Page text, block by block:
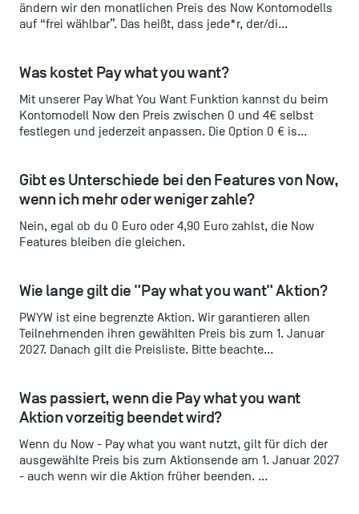
ändern wir den monatlichen Preis des Now Kontomodells
auf “frei wählbar”. Das heißt, dass jede*r, der/di...
Was kostet Pay what you want?
Mit unserer Pay What You Want Funktion kannst du beim
Kontomodell Now den Preis zwischen 0 und 4€ selbst
festlegen und jederzeit anpassen. Die Option 0 € is...
Gibt es Unterschiede bei den Features von Now,
wenn ich mehr oder weniger zahle?
Nein, egal ob du 0 Euro oder 4,90 Euro zahlst, die Now
Features bleiben die gleichen.
Wie lange gilt die "Pay what you want" Aktion?
PWYW ist eine begrenzte Aktion. Wir garantieren allen
Teilnehmenden ihren gewählten Preis bis zum 1. Januar
2027. Danach gilt die Preisliste. Bitte beachte...
Was passiert, wenn die Pay what you want
Aktion vorzeitig beendet wird?
Wenn du Now - Pay what you want nutzt, gilt für dich der
ausgewählte Preis bis zum Aktionsende am 1. Januar 2027
- auch wenn wir die Aktion früher beenden. ...